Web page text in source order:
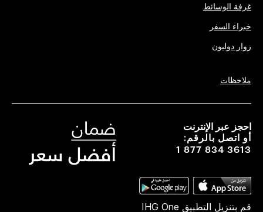
غرفة الوسائط
خبراء السفر
زوار دوليون
ملاحظات
احجز عبر الإنترنت
أو اتصل بالرقم:
1 877 834 3613
قم بتنزيل التطبيق IHG One